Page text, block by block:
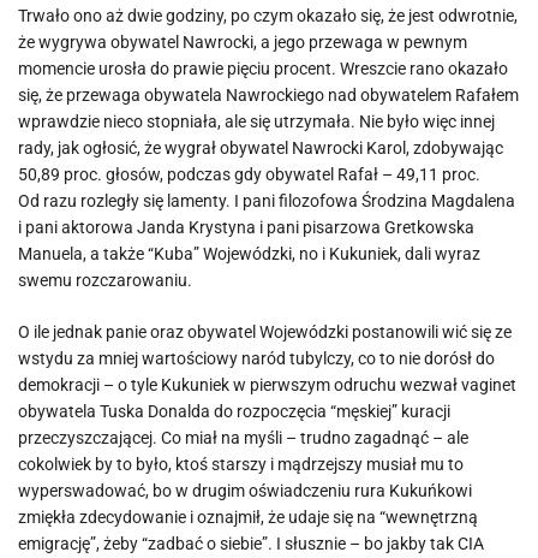
Trwało ono aż dwie godziny, po czym okazało się, że jest odwrotnie,
że wygrywa obywatel Nawrocki, a jego przewaga w pewnym
momencie urosła do prawie pięciu procent. Wreszcie rano okazało
się, że przewaga obywatela Nawrockiego nad obywatelem Rafałem
wprawdzie nieco stopniała, ale się utrzymała. Nie było więc innej
rady, jak ogłosić, że wygrał obywatel Nawrocki Karol, zdobywając
50,89 proc. głosów, podczas gdy obywatel Rafał – 49,11 proc.
Od razu rozległy się lamenty. I pani filozofowa Środzina Magdalena
i pani aktorowa Janda Krystyna i pani pisarzowa Gretkowska
Manuela, a także “Kuba” Wojewódzki, no i Kukuniek, dali wyraz
swemu rozczarowaniu.
O ile jednak panie oraz obywatel Wojewódzki postanowili wić się ze
wstydu za mniej wartościowy naród tubylczy, co to nie dorósł do
demokracji – o tyle Kukuniek w pierwszym odruchu wezwał vaginet
obywatela Tuska Donalda do rozpoczęcia “męskiej” kuracji
przeczyszczającej. Co miał na myśli – trudno zagadnąć – ale
cokolwiek by to było, ktoś starszy i mądrzejszy musiał mu to
wyperswadować, bo w drugim oświadczeniu rura Kukuńkowi
zmiękła zdecydowanie i oznajmił, że udaje się na “wewnętrzną
emigrację”, żeby “zadbać o siebie”. I słusznie – bo jakby tak CIA